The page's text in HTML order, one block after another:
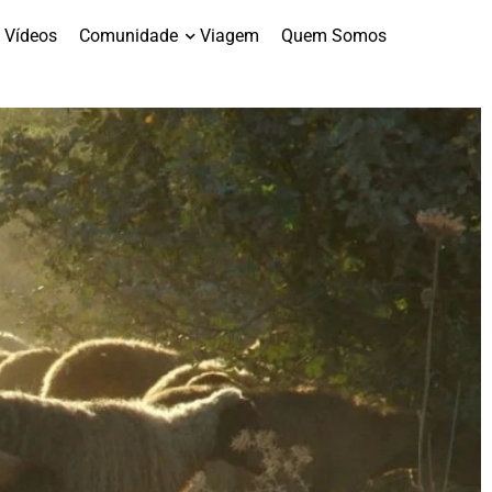
Vídeos Comunidade Viagem Quem Somos